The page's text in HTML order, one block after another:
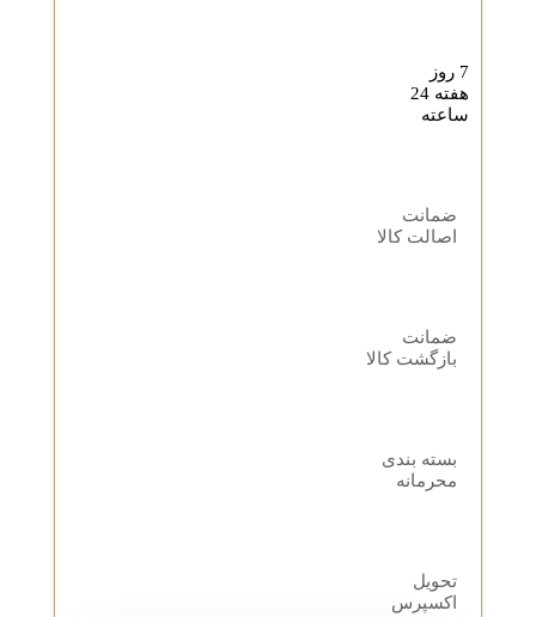
هفته 24
ساعته
ضمانت
اصالت کالا
ضمانت
بازگشت کالا
بسته بندی
محرمانه
تحویل
اکسپرس